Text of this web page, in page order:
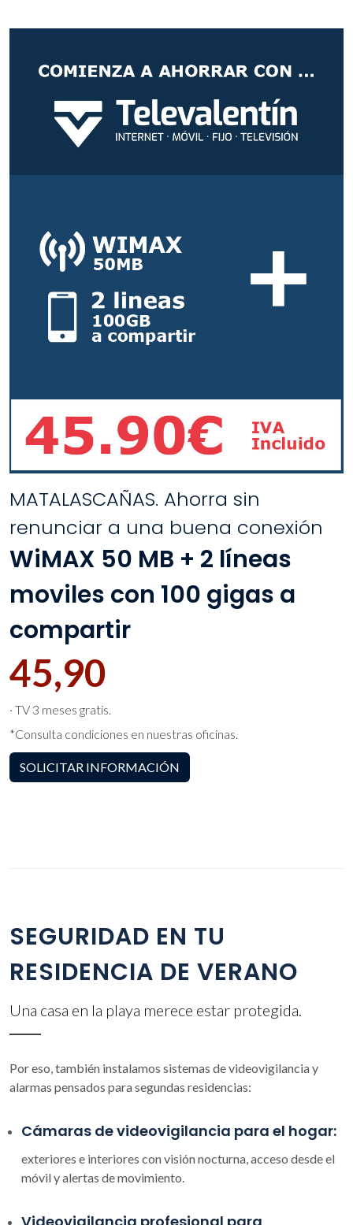
MATALASCAÑAS. Ahorra sin
renunciar a una buena conexión
WiMAX 50 MB + 2 líneas
moviles con 100 gigas a
compartir
45,90
· TV 3 meses gratis.
*Consulta condiciones en nuestras oficinas.
SOLICITAR INFORMACIÓN
SEGURIDAD EN TU
RESIDENCIA DE VERANO
Una casa en la playa merece estar protegida.
Por eso, también instalamos sistemas de videovigilancia y
alarmas pensados para segundas residencias:
Cámaras de videovigilancia para el hogar:
exteriores e interiores con visión nocturna, acceso desde el
móvil y alertas de movimiento.